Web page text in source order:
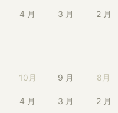
4 月 3 月 2 月
10月 9 月 8月
4 月 3 月 2 月